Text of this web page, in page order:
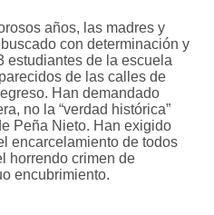
años, las madres y
con determinación y
estudiantes de la escuela
de las calles de
Han demandado
no la “verdad histórica”
Peña Nieto. Han exigido
encarcelamiento de todos
horrendo crimen de
encubrimiento.